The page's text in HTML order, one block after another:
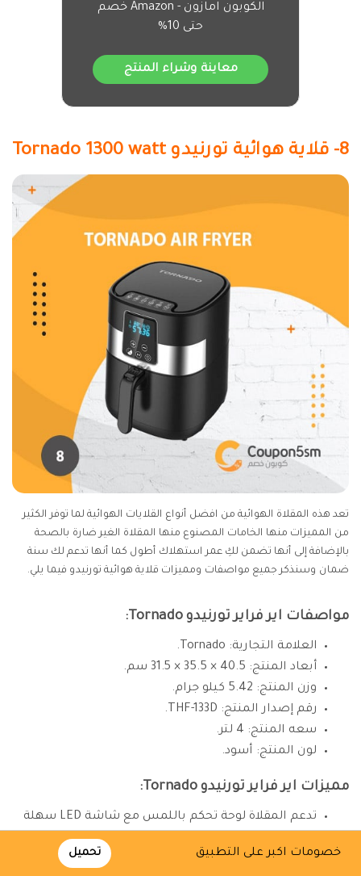
الكوبون امازون - Amazon خصم
حتى 10%
معاينة وشراء المنتج
8- قلاية هوائية تورنيدو Tornado 1300 watt
تعد هذه المقلاة الهوائية من افضل أنواع القلايات الهوائية لما توفر الكثير
من المميزات منها الخامات المصنوع منها المقلاة الغير ضارة بالصحة
بالإضافة إلى أنها تضمن لكِ عمر استهلاك أطول كما أنها تدعم لك سنة
ضمان وسنذكر جميع مواصفات ومميزات قلاية هوائية تورنيدو فيما يلي.
مواصفات اير فراير تورنيدو Tornado:
العلامة التجارية: ‎Tornado.
أبعاد المنتج: 40.5 × 35.5 × 31.5 سم.
وزن المنتج: 5.42 كيلو جرام.
رقم إصدار المنتج: ‎THF-133D.
سعه المنتج: 4 لتر.
لون المنتج: أسود.
مميزات اير فراير تورنيدو Tornado:
تدعم المقلاة لوحة تحكم باللمس مع شاشة LED سهلة
تعمل المقلاة بدون زيت أو بمعلقة صغيرة من الزيت مما
خصومات اكبر على التطبيق تحميل